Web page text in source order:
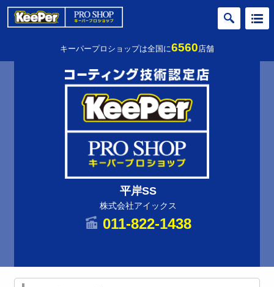
キーパープロショップは全国に6560店舗
平岸SS
株式会社アイックス
011-822-1438